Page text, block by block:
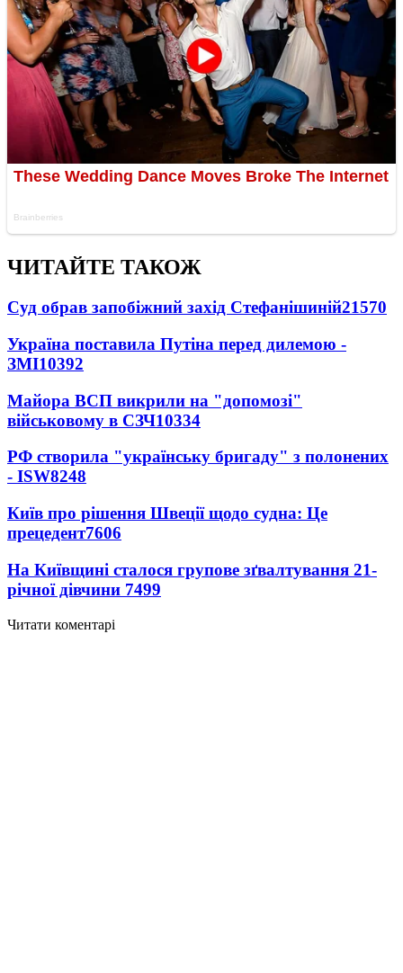
ЧИТАЙТЕ ТАКОЖ
Суд обрав запобіжний захід Стефанішиній21570
Україна поставила Путіна перед дилемою -
ЗМІ10392
Майора ВСП викрили на "допомозі"
військовому в СЗЧ10334
РФ створила "українську бригаду" з полонених
- ISW8248
Київ про рішення Швеції щодо судна: Це
прецедент7606
На Київщині сталося групове зґвалтування 21-
річної дівчини 7499
Читати коментарі